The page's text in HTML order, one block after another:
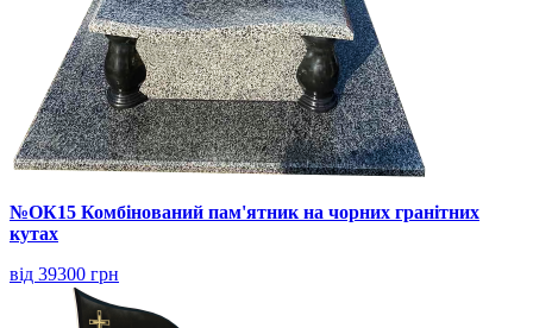
№ОК15 Комбінований пам'ятник на чорних гранітних
кутах
від 39300 грн